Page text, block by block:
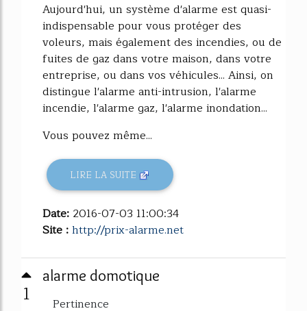
Aujourd'hui, un système d'alarme est quasi-
indispensable pour vous protéger des
voleurs, mais également des incendies, ou de
fuites de gaz dans votre maison, dans votre
entreprise, ou dans vos véhicules... Ainsi, on
distingue l'alarme anti-intrusion, l'alarme
incendie, l'alarme gaz, l'alarme inondation...
Vous pouvez même...
LIRE LA SUITE
Date: 2016-07-03 11:00:34
Site :http://prix-alarme.net
1
alarme domotique
Pertinence